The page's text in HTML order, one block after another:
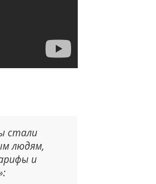
стали
людям,
и